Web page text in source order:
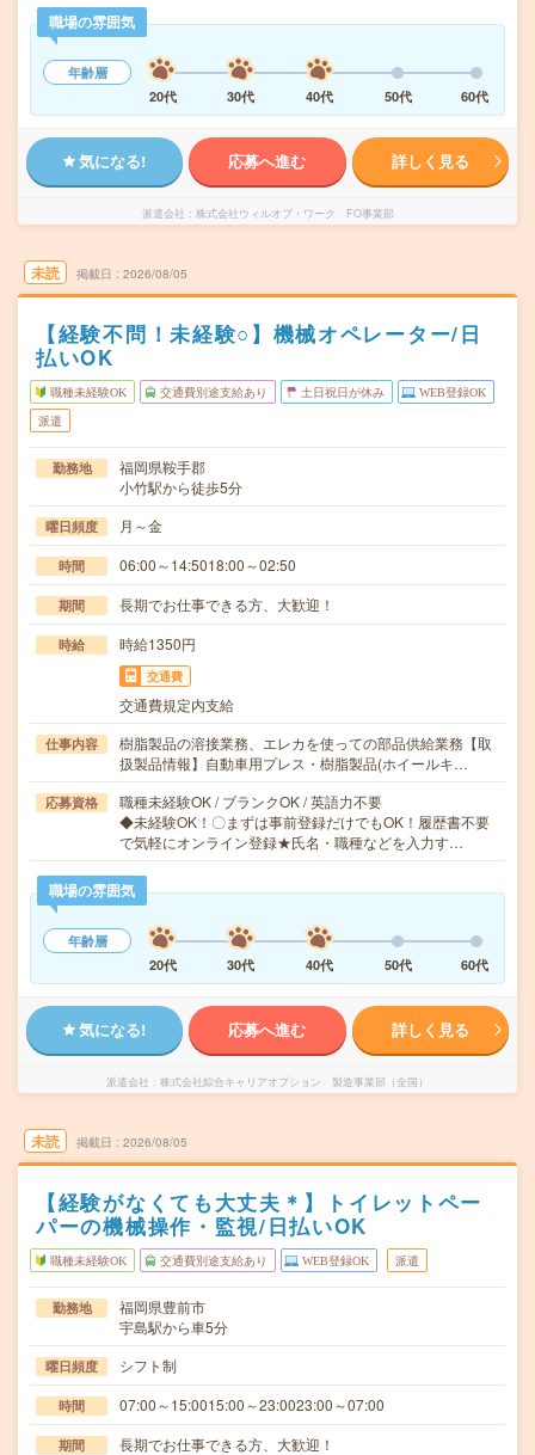
職場の雰囲気
年齢層
20代
30代 40代 50代 60代
気になる! 応募へ進む 詳しく見る
派遣会社 株式会社ウィルオブ・ワーク FO事業部
未読 掲載日 2026/08/05
【経験不問！未経験○】機械オペレーター/日
払いOK
職種未経験OK 交通費別途支給あり 土日祝日が休み WEB登録OK
派遣
勤務地
福岡県鞍手郡
小竹駅から徒歩5分
曜日頻度 月～金
時間 06:00～14:5018:00～02:50
期間 長期でお仕事できる方、大歓迎！
時給 時給1350円
交通費
交通費規定内支給
仕事内容
樹脂製品の溶接業務、エレカを使っての部品供給業務【取
扱製品情報】自動車用プレス・樹脂製品(ホイールキ…
応募資格
職種未経験OK / ブランクOK / 英語力不要
◆未経験OK！〇まずは事前登録だけでもOK！履歴書不要
で気軽にオンライン登録★氏名・職種などを入力す…
職場の雰囲気
年齢層
20代
30代 40代 50代 60代
気になる! 応募へ進む 詳しく見る
派遣会社 株式会社綜合キャリアオプション 製造事業部（全国）
未読 掲載日 2026/08/05
【経験がなくても大丈夫＊】トイレットペー
パーの機械操作・監視/日払いOK
職種未経験OK 交通費別途支給あり WEB登録OK 派遣
勤務地
福岡県豊前市
宇島駅から車5分
曜日頻度 シフト制
時間 07:00～15:0015:00～23:0023:00～07:00
期間 長期でお仕事できる方、大歓迎！